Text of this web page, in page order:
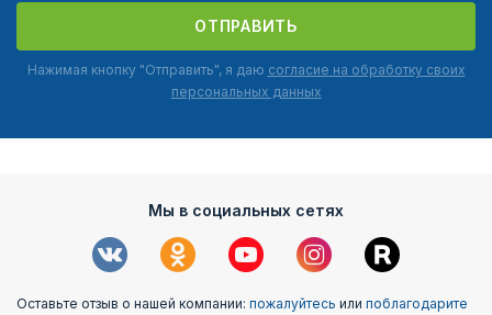
ОТПРАВИТЬ
Нажимая кнопку "Отправить", я даю согласие на обработку своих
персональных данных
Мы в социальных сетях
Оставьте отзыв о нашей компании: пожалуйтесь или поблагодарите